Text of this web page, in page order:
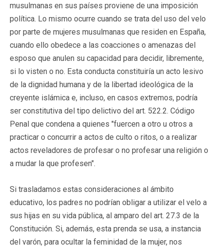
musulmanas en sus países proviene de una imposición
política. Lo mismo ocurre cuando se trata del uso del velo
por parte de mujeres musulmanas que residen en España,
cuando ello obedece a las coacciones o amenazas del
esposo que anulen su capacidad para decidir, libremente,
si lo visten o no. Esta conducta constituiría un acto lesivo
de la dignidad humana y de la libertad ideológica de la
creyente islámica e, incluso, en casos extremos, podría
ser constitutiva del tipo delictivo del art. 522.2. Código
Penal que condena a quienes "fuercen a otro u otros a
practicar o concurrir a actos de culto o ritos, o a realizar
actos reveladores de profesar o no profesar una religión o
a mudar la que profesen".
Si trasladamos estas consideraciones al ámbito
educativo, los padres no podrían obligar a utilizar el velo a
sus hijas en su vida pública, al amparo del art. 27.3 de la
Constitución. Si, además, esta prenda se usa, a instancia
del varón, para ocultar la feminidad de la mujer, nos